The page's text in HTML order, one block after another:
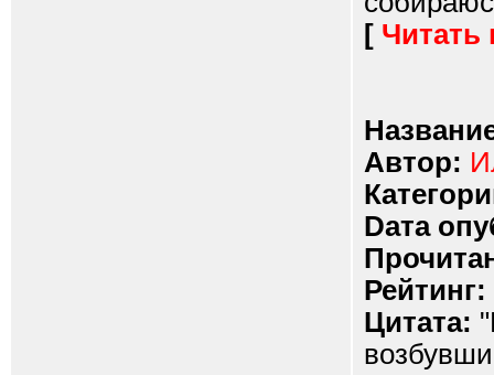
[ Читать
Автор:
Dата
Рейтинг:
Цитата: